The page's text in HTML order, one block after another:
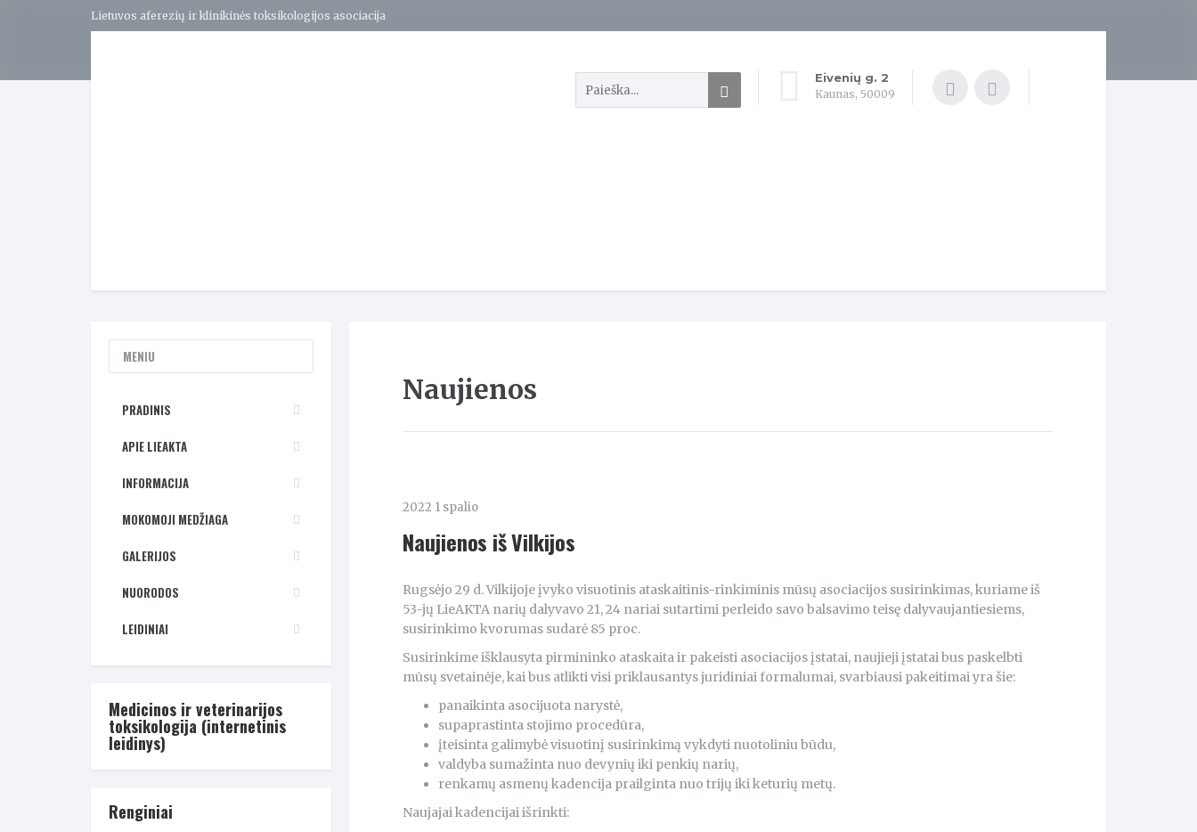
Lietuvos aferezių ir klinikinės toksikologijos asociacija
Eivenių g. 2
Kaunas, 50009
Naujienos
2022 1 spalio
Naujienos iš Vilkijos
Rugsėjo 29 d. Vilkijoje įvyko visuotinis ataskaitinis-rinkiminis mūsų asociacijos susirinkimas, kuriame iš
53-jų LieAKTA narių dalyvavo 21, 24 nariai sutartimi perleido savo balsavimo teisę dalyvaujantiesiems,
susirinkimo kvorumas sudarė 85 proc.
Susirinkime išklausyta pirmininko ataskaita ir pakeisti asociacijos įstatai, naujieji įstatai bus paskelbti
mūsų svetainėje, kai bus atlikti visi priklausantys juridiniai formalumai, svarbiausi pakeitimai yra šie:
panaikinta asocijuota narystė,
supaprastinta stojimo procedūra,
įteisinta galimybė visuotinį susirinkimą vykdyti nuotoliniu būdu,
valdyba sumažinta nuo devynių iki penkių narių,
renkamų asmenų kadencija prailginta nuo trijų iki keturių metų.
Naujajai kadencijai išrinkti:
MENIU
PRADINIS
APIE LIEAKTA
INFORMACIJA
MOKOMOJI MEDŽIAGA
GALERIJOS
NUORODOS
LEIDINIAI
Medicinos ir veterinarijos
toksikologija (internetinis
leidinys)
Renginiai